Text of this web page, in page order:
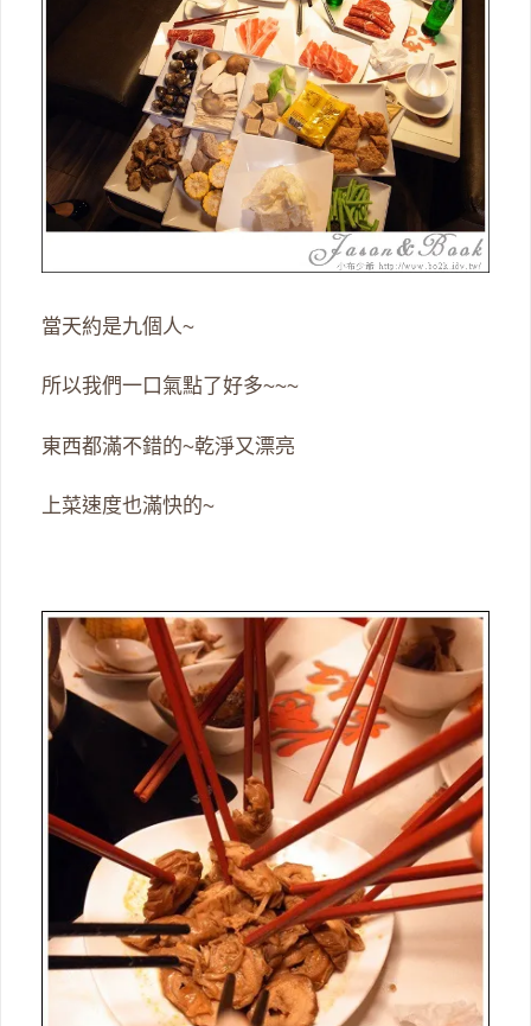
當天約是九個人~
所以我們一口氣點了好多~~~
東西都滿不錯的~乾淨又漂亮
上菜速度也滿快的~